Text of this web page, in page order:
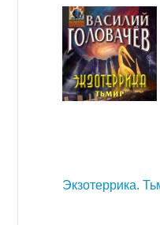
Экзотеррика.